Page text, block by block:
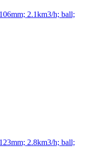
2.1km3/h; ball;
2.8km3/h; ball;